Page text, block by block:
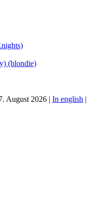
(blondie)
August 2026 | In english |